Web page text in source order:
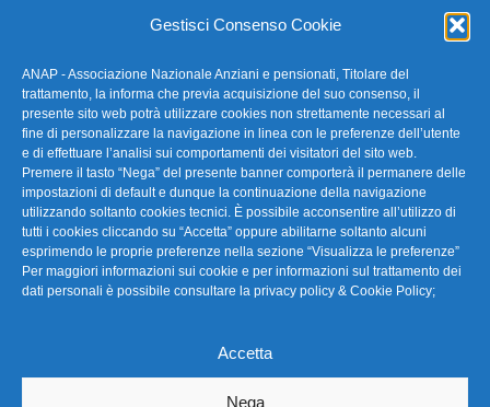
Gestisci Consenso Cookie
ANAP - Associazione Nazionale Anziani e pensionati, Titolare del
trattamento, la informa che previa acquisizione del suo consenso, il
presente sito web potrà utilizzare cookies non strettamente necessari al
fine di personalizzare la navigazione in linea con le preferenze dell’utente
e di effettuare l’analisi sui comportamenti dei visitatori del sito web.
Premere il tasto “Nega” del presente banner comporterà il permanere delle
impostazioni di default e dunque la continuazione della navigazione
utilizzando soltanto cookies tecnici. È possibile acconsentire all’utilizzo di
tutti i cookies cliccando su “Accetta” oppure abilitarne soltanto alcuni
esprimendo le proprie preferenze nella sezione “Visualizza le preferenze”
Per maggiori informazioni sui cookie e per informazioni sul trattamento dei
dati personali è possibile consultare la privacy policy & Cookie Policy;
Accetta
Nega
FAQ – Domande Frequenti
La nostra Newsletter
Link Utili
TG Confartigianato
Privacy & Cookie Policy
Seguici